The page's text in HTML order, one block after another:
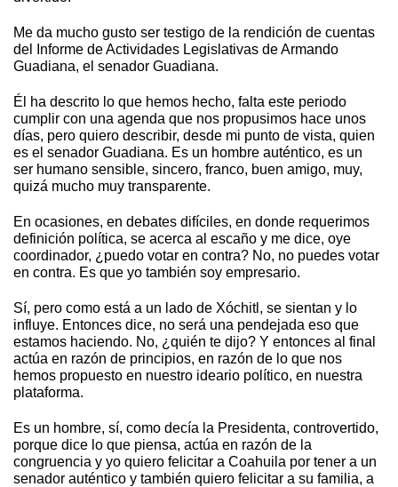
Me da mucho gusto ser testigo de la rendición de cuentas
del Informe de Actividades Legislativas de Armando
Guadiana, el senador Guadiana.
Él ha descrito lo que hemos hecho, falta este periodo
cumplir con una agenda que nos propusimos hace unos
días, pero quiero describir, desde mi punto de vista, quien
es el senador Guadiana. Es un hombre auténtico, es un
ser humano sensible, sincero, franco, buen amigo, muy,
quizá mucho muy transparente.
En ocasiones, en debates difíciles, en donde requerimos
definición política, se acerca al escaño y me dice, oye
coordinador, ¿puedo votar en contra? No, no puedes votar
en contra. Es que yo también soy empresario.
Sí, pero como está a un lado de Xóchitl, se sientan y lo
influye. Entonces dice, no será una pendejada eso que
estamos haciendo. No, ¿quién te dijo? Y entonces al final
actúa en razón de principios, en razón de lo que nos
hemos propuesto en nuestro ideario político, en nuestra
plataforma.
Es un hombre, sí, como decía la Presidenta, controvertido,
porque dice lo que piensa, actúa en razón de la
congruencia y yo quiero felicitar a Coahuila por tener a un
senador auténtico y también quiero felicitar a su familia, a